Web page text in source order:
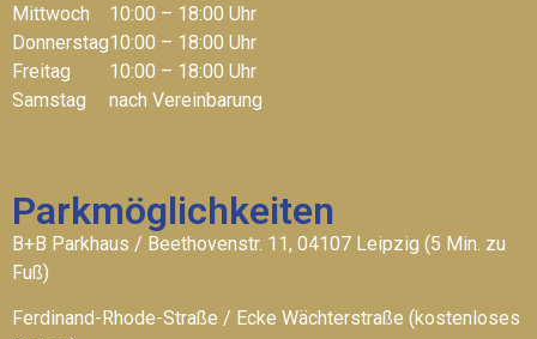
Mittwoch
Donnerstag
Freitag
Samstag
10:00 – 18:00 Uhr
10:00 – 18:00 Uhr
10:00 – 18:00 Uhr
nach Vereinbarung
Parkmöglichkeiten
B+B Parkhaus / Beethovenstr. 11, 04107 Leipzig (5 Min. zu
Fuß)
Ferdinand-Rhode-Straße / Ecke Wächterstraße (kostenloses